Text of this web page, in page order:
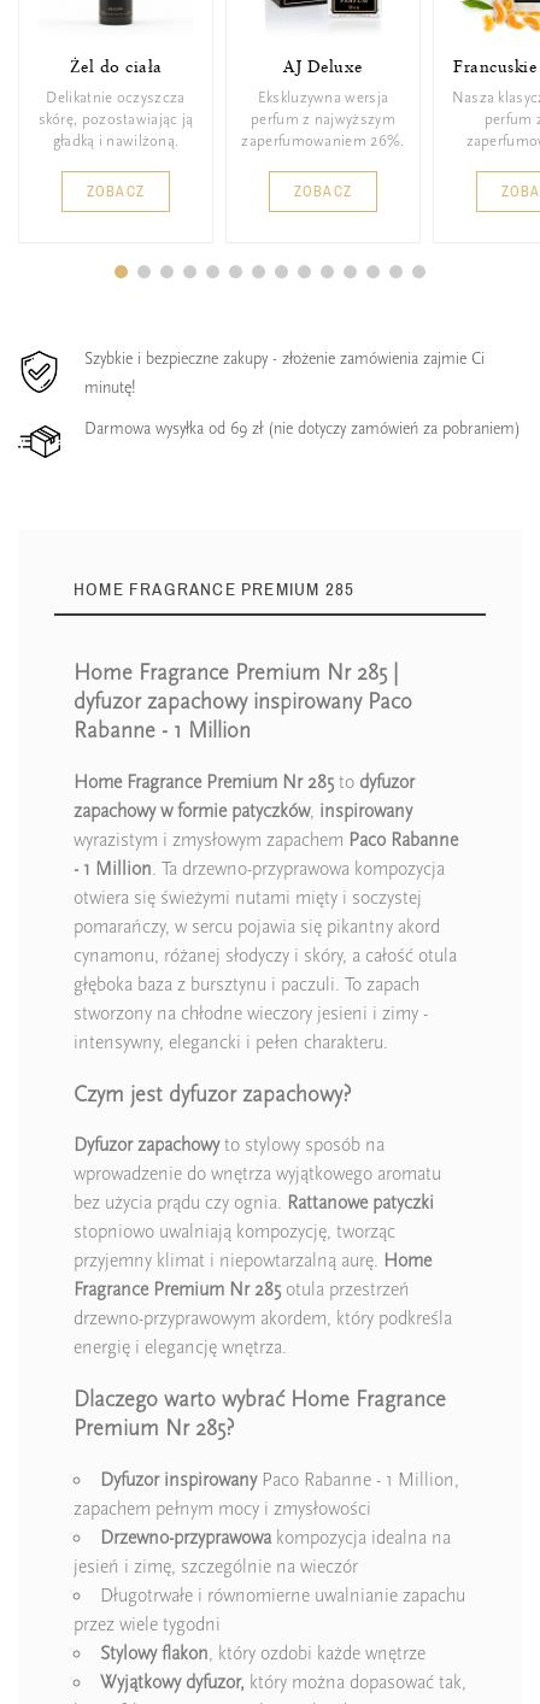
Żel do ciała
Delikatnie oczyszcza
skórę, pozostawiając ją
gładką i nawilżoną.
ZOBACZ
AJ Deluxe
Ekskluzywna wersja
perfum z najwyższym
zaperfumowaniem 26%.
ZOBACZ
Nasza
perfum
Szybkie i bezpieczne zakupy - złożenie zamówienia zajmie Ci
minutę!
Darmowa wysyłka od 69 zł (nie dotyczy zamówień za pobraniem)
HOME FRAGRANCE PREMIUM 285
Home Fragrance Premium Nr 285 |
dyfuzor zapachowy inspirowany Paco
Rabanne - 1 Million
Home Fragrance Premium Nr 285 to dyfuzor
zapachowy w formie patyczków, inspirowany
wyrazistym i zmysłowym zapachem Paco Rabanne
- 1 Million. Ta drzewno-przyprawowa kompozycja
otwiera się świeżymi nutami mięty i soczystej
pomarańczy, w sercu pojawia się pikantny akord
cynamonu, różanej słodyczy i skóry, a całość otula
głęboka baza z bursztynu i paczuli. To zapach
stworzony na chłodne wieczory jesieni i zimy -
intensywny, elegancki i pełen charakteru.
Czym jest dyfuzor zapachowy?
Dyfuzor zapachowyto stylowy sposób na
wprowadzenie do wnętrza wyjątkowego aromatu
bez użycia prądu czy ognia. Rattanowe patyczki
stopniowo uwalniają kompozycję, tworząc
przyjemny klimat i niepowtarzalną aurę. Home
Fragrance Premium Nr 285 otula przestrzeń
drzewno-przyprawowym akordem, który podkreśla
energię i elegancję wnętrza.
Dlaczego warto wybrać Home Fragrance
Premium Nr 285?
Dyfuzor inspirowanyPaco Rabanne - 1 Million,
zapachem pełnym mocy i zmysłowości
Drzewno-przyprawowa kompozycja idealna na
jesień i zimę, szczególnie na wieczór
Długotrwałe i równomierne uwalnianie zapachu
przez wiele tygodni
Stylowy flakon, który ozdobi każde wnętrze
Wyjątkowy dyfuzor, który można dopasować tak,